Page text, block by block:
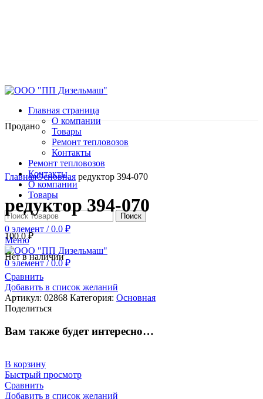
Главная страница
О компании
Товары
Ремонт тепловозов
Контакты
Ремонт тепловозов
Контакты
О компании
Товары
Поиск
0 элемент / 0.0 ₽
Меню
0элемент / 0.0₽
Продано
Нажмите, чтобы увеличить
ГлавнаяОсновная редуктор 394-070
редуктор 394-070
100.0₽
Нет в наличии
Сравнить
Добавить в список желаний
Артикул: 02868 Категория: Основная
Поделиться
Вам также будет интересно…
В корзину
Быстрый просмотр
Сравнить
Добавить в список желаний